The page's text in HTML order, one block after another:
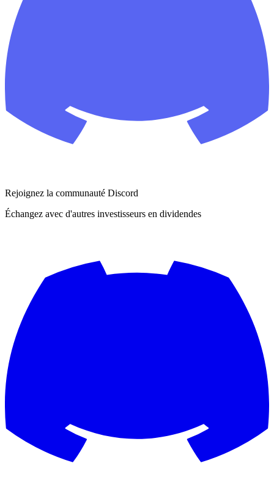
Rejoignez la communauté Discord
Échangez avec d'autres investisseurs en dividendes